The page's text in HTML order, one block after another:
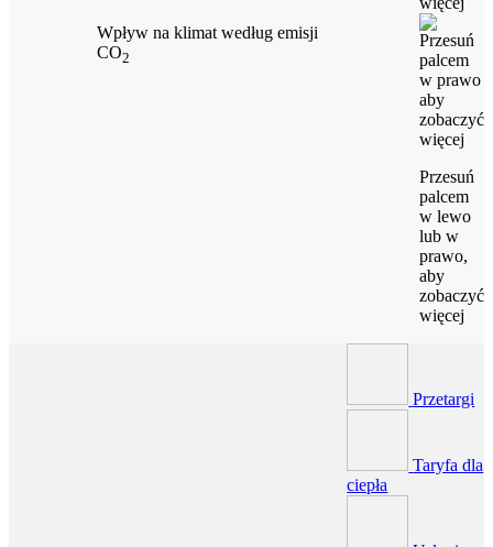
Wpływ na klimat według emisji
CO2
Przesuń
palcem
w lewo
lub w
prawo,
aby
zobaczyć
więcej
Przetargi
Taryfa dla
ciepła